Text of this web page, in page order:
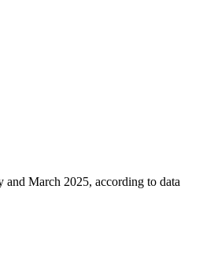
March 2025, according to data